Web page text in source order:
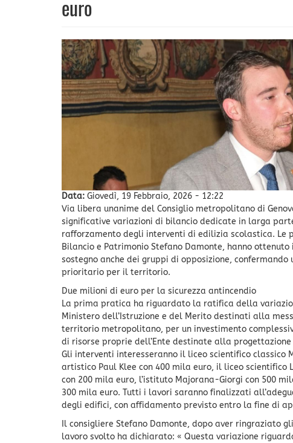
euro
Data: Giovedì, 19 Febbraio, 2026 - 12:22
Via libera unanime del Consiglio metropolitano di
significative variazioni di bilancio dedicate in larga
rafforzamento degli interventi di edilizia scolastica. Le
Bilancio e Patrimonio Stefano Damonte, hanno
sostegno anche dei gruppi di opposizione,
prioritario per il territorio.
Due milioni di euro per la sicurezza antincendio
La prima pratica ha riguardato la ratifica della
Ministero dell’Istruzione e del Merito destinati alla
territorio metropolitano, per un investimento
di risorse proprie dell’Ente destinate alla
Gli interventi interesseranno il liceo scientifico classico
artistico Paul Klee con 400 mila euro, il liceo scientifico
con 200 mila euro, l’istituto Majorana-Giorgi con 500
300 mila euro. Tutti i lavori saranno finalizzati
degli edifici, con affidamento previsto entro la fine di
Il consigliere Stefano Damonte, dopo aver ringraziato
lavoro svolto ha dichiarato: « Questa variazione